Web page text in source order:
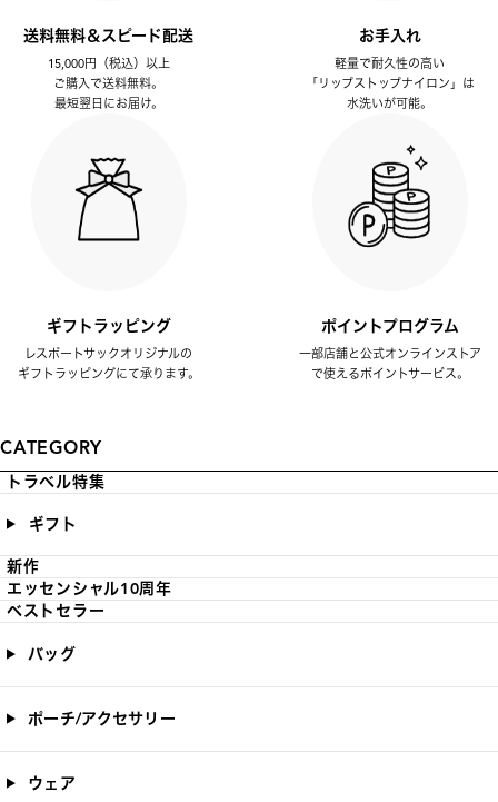
送料無料＆スピード配送
15,000円（税込）以上
ご購入で送料無料。
最短翌日にお届け。
お手入れ
軽量で耐久性の高い
「リップストップナイロン」は
水洗いが可能。
ギフトラッピング
レスポートサックオリジナルの
ギフトラッピングにて承ります。
ポイントプログラム
一部店舗と公式オンラインストア
で使えるポイントサービス。
CATEGORY
トラベル特集
ギフト
新作
エッセンシャル10周年
ベストセラー
バッグ
ポーチ/アクセサリー
ウェア